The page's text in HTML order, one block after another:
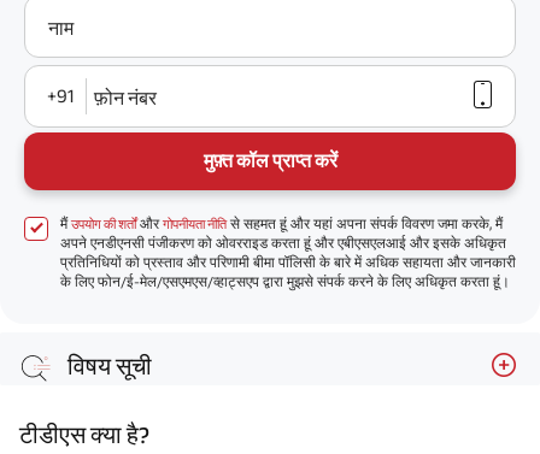
नाम
+91 फ़ोन नंबर
मुफ़्त कॉल प्राप्त करें
मैंउपयोग की शर्तोंऔरगोपनीयता नीतिसे सहमत हूं और यहां अपना संपर्क विवरण जमा करके, मैं
अपने एनडीएनसी पंजीकरण को ओवरराइड करता हूं और एबीएसएलआई और इसके अधिकृत
प्रतिनिधियों को प्रस्ताव और परिणामी बीमा पॉलिसी के बारे में अधिक सहायता और जानकारी
के लिए फोन/ई-मेल/एसएमएस/व्हाट्सएप द्वारा मुझसे संपर्क करने के लिए अधिकृत करता हूं।
विषय सूची
टीडीएस के प्रकार
टीडीएस क्या है?